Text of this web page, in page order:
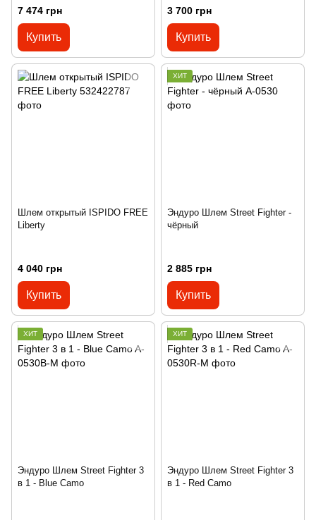
7 474 грн
Купить
3 700 грн
Купить
Шлем открытый ISPIDO FREE
Liberty
4 040 грн
Купить
ХИТ
Эндуро Шлем Street Fighter -
чёрный
2 885 грн
Купить
ХИТ
Эндуро Шлем Street Fighter 3
в 1 - Blue Camo
ХИТ
Эндуро Шлем Street Fighter 3
в 1 - Red Camo